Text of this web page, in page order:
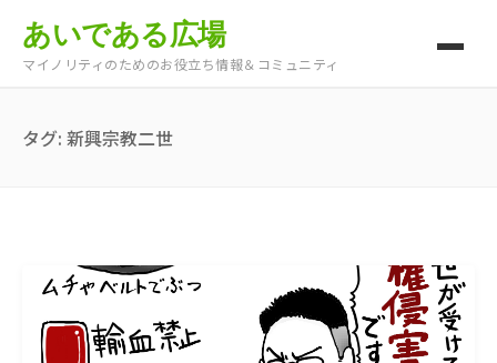
あいである広場
マイノリティのためのお役立ち情報＆コミュニティ
タグ: 新興宗教二世